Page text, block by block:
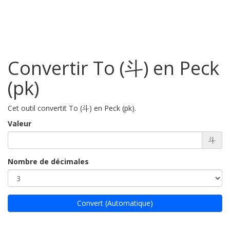
Convertir To (斗) en Peck
(pk)
Cet outil convertit To (斗) en Peck (pk).
Valeur
斗
Nombre de décimales
Convert (Automatique)